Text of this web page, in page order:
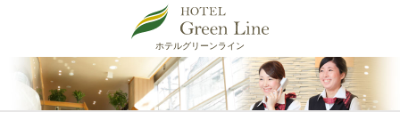
ホテルグリーンライン